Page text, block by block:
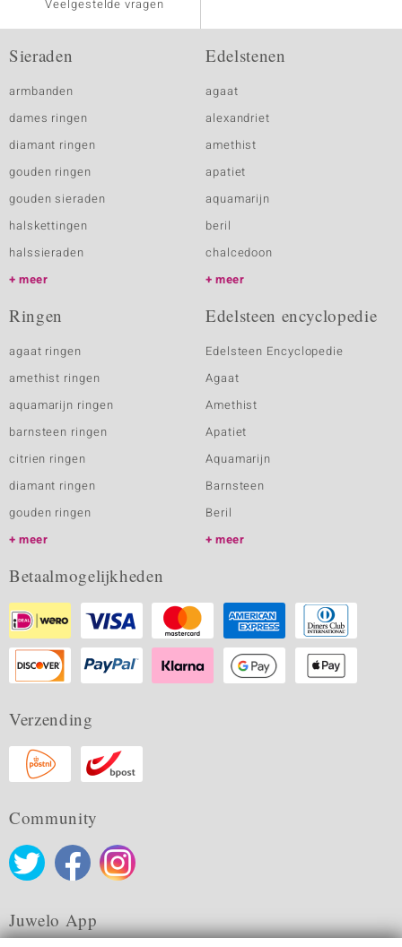
Veelgestelde vragen
Sieraden
armbanden
dames ringen
diamant ringen
gouden ringen
gouden sieraden
halskettingen
halssieraden
meer
Edelstenen
agaat
alexandriet
amethist
apatiet
aquamarijn
beril
chalcedoon
meer
Ringen
agaat ringen
amethist ringen
aquamarijn ringen
barnsteen ringen
citrien ringen
diamant ringen
gouden ringen
meer
Edelsteen encyclopedie
Edelsteen Encyclopedie
Agaat
Amethist
Apatiet
Aquamarijn
Barnsteen
Beril
meer
Betaalmogelijkheden
Verzending
Community
Juwelo App